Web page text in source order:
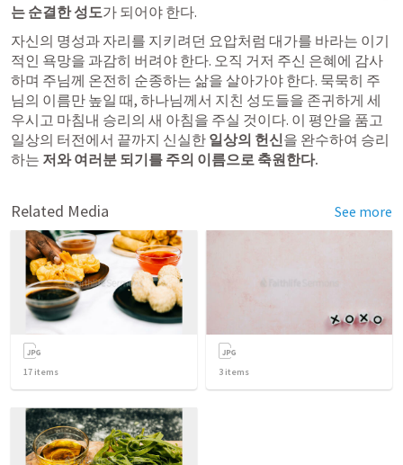
는 순결한 성도가 되어야 한다.
자신의 명성과 자리를 지키려던 요압처럼 대가를 바라는 이기
적인 욕망을 과감히 버려야 한다. 오직 거저 주신 은혜에 감사
하며 주님께 온전히 순종하는 삶을 살아가야 한다. 묵묵히 주
님의 이름만 높일 때, 하나님께서 지친 성도들을 존귀하게 세
우시고 마침내 승리의 새 아침을 주실 것이다. 이 평안을 품고
일상의 터전에서 끝까지 신실한 일상의 헌신을 완수하여 승리
하는 저와 여러분 되기를 주의 이름으로 축원한다.
Related Media See more
17 items 3 items